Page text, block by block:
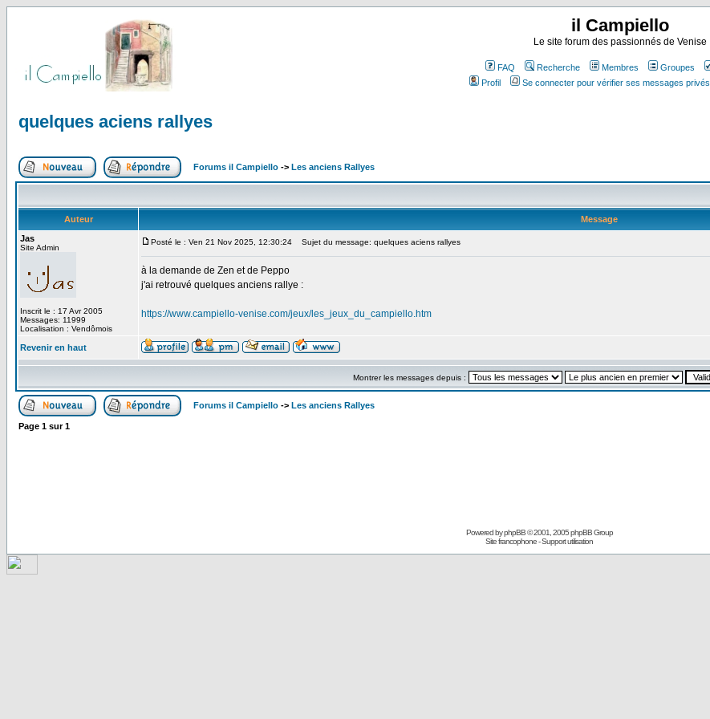
il Campiello
Le site forum des passionnés de Venise
FAQ Recherche Membres Groupes
Profil
Se connecter pour vérifier ses messages privés
quelques aciens rallyes
Forums il Campiello -> Les anciens Rallyes
Auteur
Message
Jas
Site Admin
Inscrit le : 17 Avr 2005
Messages: 11999
Localisation : Vendômois
Posté le : Ven 21 Nov 2025, 12:30:24 Sujet du message: quelques aciens rallyes
à la demande de Zen et de Peppo
j'ai retrouvé quelques anciens rallye :
https://www.campiello-venise.com/jeux/les_jeux_du_campiello.htm
Revenir en haut
Montrer les messages depuis :
Forums il Campiello -> Les anciens Rallyes
Page 1 sur1
Powered byphpBB© 2001, 2005 phpBB Group
Site francophone-Support utilisation